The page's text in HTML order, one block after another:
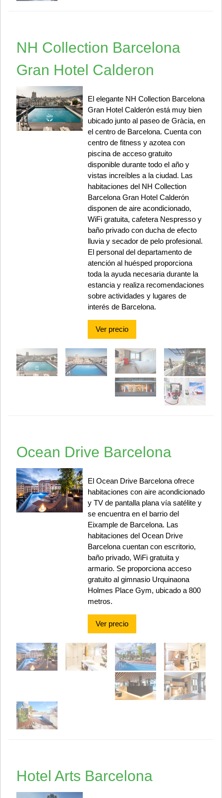
NH Collection Barcelona
Gran Hotel Calderon
El elegante NH Collection Barcelona
Gran Hotel Calderón está muy bien
ubicado junto al paseo de Gràcia, en
el centro de Barcelona. Cuenta con
centro de fitness y azotea con
piscina de acceso gratuito
disponible durante todo el año y
vistas increíbles a la ciudad. Las
habitaciones del NH Collection
Barcelona Gran Hotel Calderón
disponen de aire acondicionado,
WiFi gratuita, cafetera Nespresso y
baño privado con ducha de efecto
lluvia y secador de pelo profesional.
El personal del departamento de
atención al huésped proporciona
toda la ayuda necesaria durante la
estancia y realiza recomendaciones
sobre actividades y lugares de
interés de Barcelona.
Ver precio
Ocean Drive Barcelona
El Ocean Drive Barcelona ofrece
habitaciones con aire acondicionado
y TV de pantalla plana vía satélite y
se encuentra en el barrio del
Eixample de Barcelona. Las
habitaciones del Ocean Drive
Barcelona cuentan con escritorio,
baño privado, WiFi gratuita y
armario. Se proporciona acceso
gratuito al gimnasio Urquinaona
Holmes Place Gym, ubicado a 800
metros.
Ver precio
Hotel Arts Barcelona